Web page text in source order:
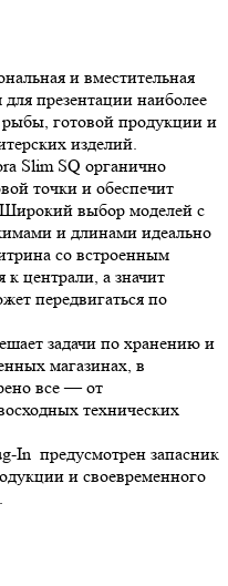
и вместительная
презентации наиболее
рыбы, готовой продукции и
изделий.
Slim SQ органично
точки и обеспечит
выбор моделей с
и длинами идеально
со встроенным
к централи, а значит
передвигаться по
задачи по хранению и
магазинах, в
все — от
технических
In предусмотрен запасник
и своевременного